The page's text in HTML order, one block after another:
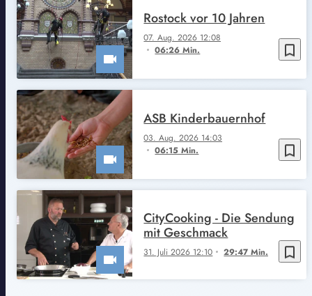
bookmark_border
07. Aug. 2026 12:08
06:26 Min.
Rostock vor 10 Jahren
bookmark_border
03. Aug. 2026 14:03
06:15 Min.
ASB Kinderbauernhof
bookmark_border
31. Juli 2026 12:10 29:47 Min.
CityCooking - Die Sendung
mit Geschmack